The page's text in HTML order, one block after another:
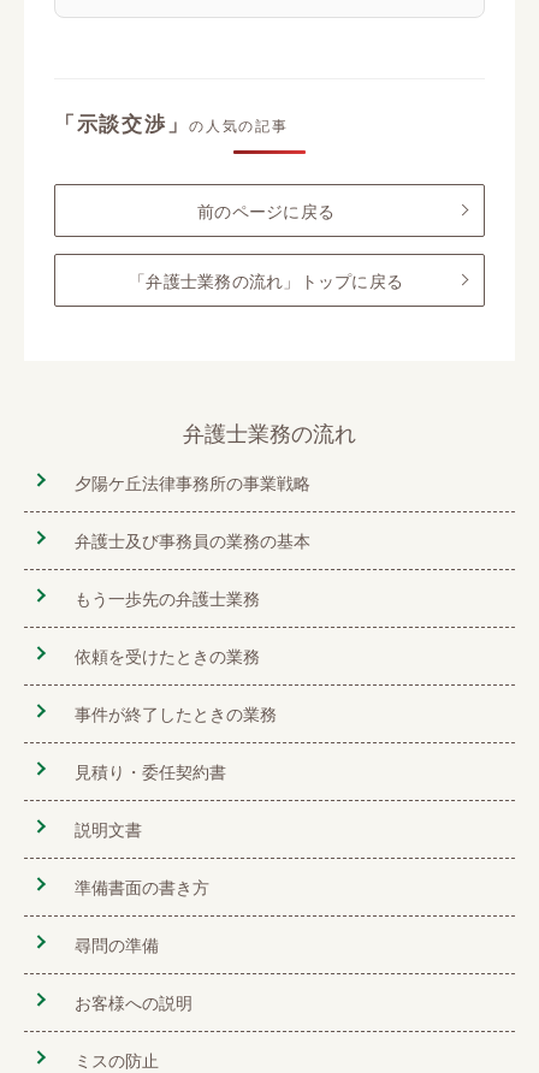
「示談交渉」の人気の記事
前のページに戻る
「弁護士業務の流れ」トップに戻る
弁護士業務の流れ
夕陽ケ丘法律事務所の事業戦略
弁護士及び事務員の業務の基本
もう一歩先の弁護士業務
依頼を受けたときの業務
事件が終了したときの業務
見積り・委任契約書
説明文書
準備書面の書き方
尋問の準備
お客様への説明
ミスの防止